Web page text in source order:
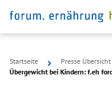
Startseite
Presse Übersicht
Übergewicht bei Kindern: f.eh